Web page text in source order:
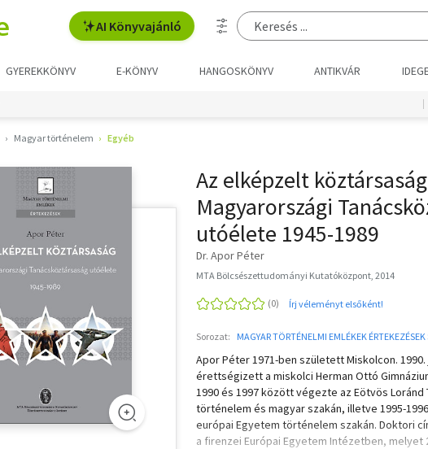
AI Könyvajánló
GYEREKKÖNYV E-KÖNYV HANGOSKÖNYV ANTIKVÁR
Magyar történelem Egyéb
Az elképzelt
Magyarországi
utóélete 1945-1989
Dr. Apor Péter
MTA Bölcsészettudományi Kutatóközpont, 2014
Írj véleményt elsőként!
Sorozat: MAGYAR TÖRTÉNELMI EMLÉKEK
Apor Péter 1971-ben született Miskolcon. 1990.
érettségizett a miskolci Herman Ottó
1990 és 1997 között végezte az Eötvös
történelem és magyar szakán, illetve 1995-
európai Egyetem történelem szakán. Doktori
a firenzei Európai Egyetem Intézetben, melyet